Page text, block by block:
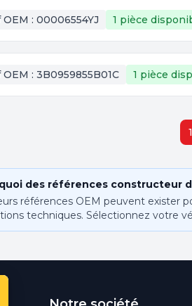
OEM : 00006554YJ 1 pièce
OEM : 3B0959855B01C 1 pièce
1
des références constructeur
références OEM peuvent exister
techniques. Sélectionnez votre